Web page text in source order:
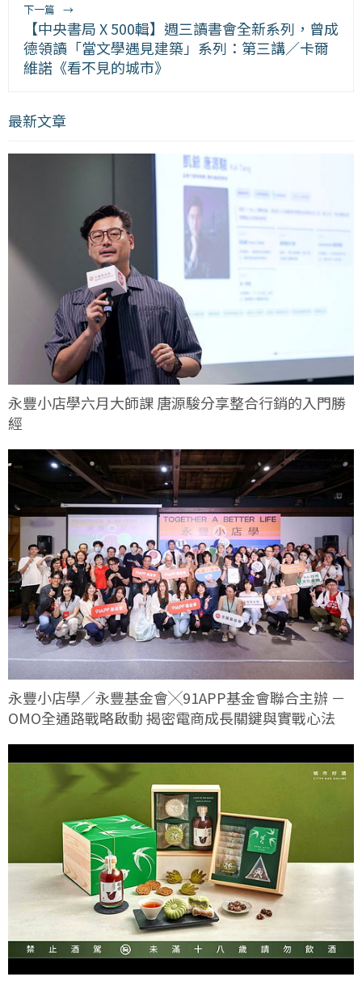
下一篇 →
【中央書局 X 500輯】週三讀書會全新系列，曾成
德領讀「當文學遇見建築」系列：第三講／卡爾
維諾《看不見的城市》
最新文章
永豐小店學六月大師課 唐源駿分享整合行銷的入門勝
經
永豐小店學／永豐基金會╳91APP基金會聯合主辦 －
OMO全通路戰略啟動 揭密電商成長關鍵與實戰心法